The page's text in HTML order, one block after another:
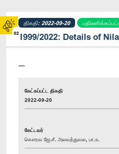
02
திகதி: 2022-09-20
1999/2022: Details of
----
கேட்கப்பட்ட திகதி
2022-09-20
கேட்டவர்
கௌரவ ஜே.சீ. அலவத்துவல, பா.உ.